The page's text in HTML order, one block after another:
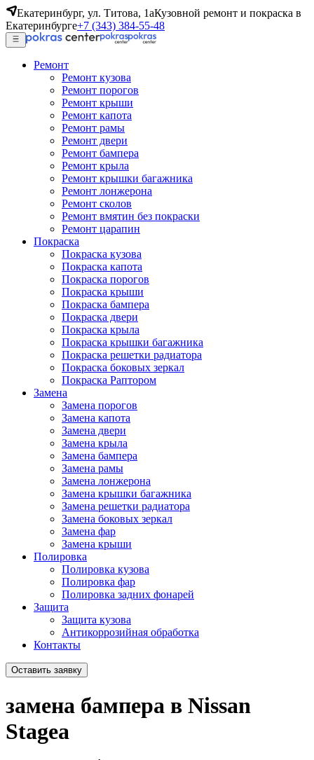
Екатеринбург, ул. Титова, 1аКузовной ремонт и покраска в
Екатеринбурге+7 (343) 384-55-48
Ремонт
Ремонт кузова
Ремонт порогов
Ремонт крыши
Ремонт капота
Ремонт рамы
Ремонт двери
Ремонт бампера
Ремонт крыла
Ремонт крышки багажника
Ремонт лонжерона
Ремонт сколов
Ремонт вмятин без покраски
Ремонт царапин
Покраска
Покраска кузова
Покраска капота
Покраска порогов
Покраска крыши
Покраска бампера
Покраска двери
Покраска крыла
Покраска крышки багажника
Покраска решетки радиатора
Покраска боковых зеркал
Покраска Раптором
Замена
Замена порогов
Замена капота
Замена двери
Замена крыла
Замена бампера
Замена рамы
Замена лонжерона
Замена крышки багажника
Замена решетки радиатора
Замена боковых зеркал
Замена фар
Замена крыши
Полировка
Полировка кузова
Полировка фар
Полировка задних фонарей
Защита
Защита кузова
Антикоррозийная обработка
Контакты
Оставить заявку
замена бампера в Nissan
Stagea